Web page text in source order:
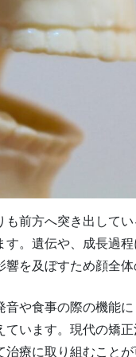
前方へ突き出して
す。遺伝や、成長過
を及ぼすため顔全体
音や食事の際の機能
います。現代の矯
療に取り組むことが